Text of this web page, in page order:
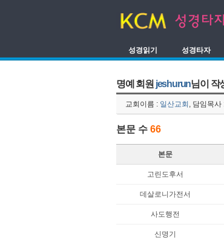
성경읽기 성경타자
명예 회원 jeshurun님이 작
교회이름 : 일산교회 , 담임목사
본문 수 66
본문
고린도후서
데살로니가전서
사도행전
신명기